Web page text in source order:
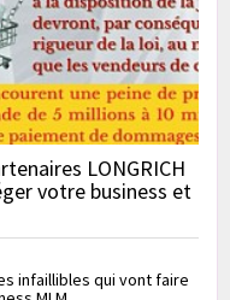
LONGRICH
votre business et
infaillibles qui vont faire